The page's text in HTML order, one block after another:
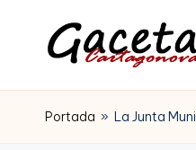
Saltar
al
G
a
Gaceta
Cartagonova,
Portada » La Junta